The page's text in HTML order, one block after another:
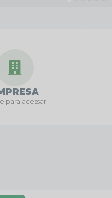
para acessar